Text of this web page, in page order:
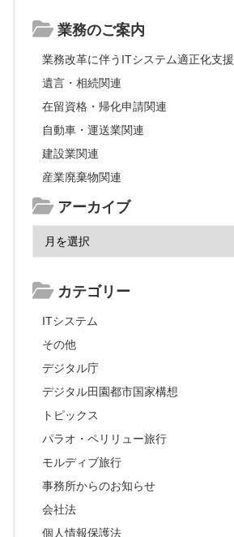
業務のご案内
業務改革に伴うITシステム適正化支援
遺言・相続関連
在留資格・帰化申請関連
自動車・運送業関連
建設業関連
産業廃棄物関連
アーカイブ
カテゴリー
ITシステム
その他
デジタル庁
デジタル田園都市国家構想
トピックス
パラオ・ペリリュー旅行
モルディブ旅行
事務所からのお知らせ
会社法
個人情報保護法